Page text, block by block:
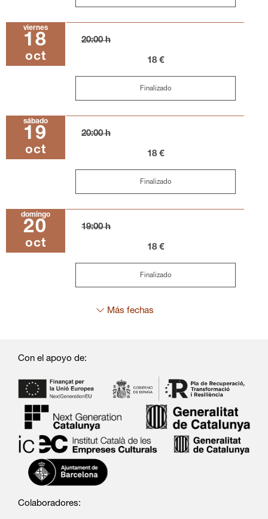
viernes
18
oct
20:00 h
18 €
Finalizado
sábado
19
oct
20:00 h
18 €
Finalizado
domingo
20
oct
19:00 h
18 €
Finalizado
Más fechas
Con el apoyo de:
Colaboradores: